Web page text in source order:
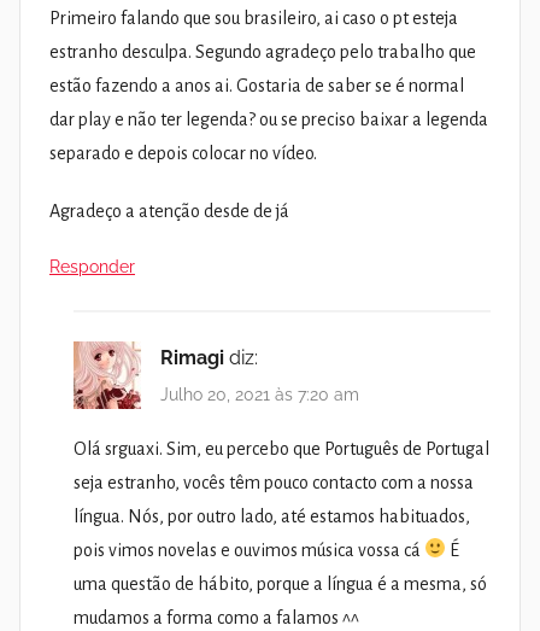
Primeiro falando que sou brasileiro, ai caso o pt esteja
estranho desculpa. Segundo agradeço pelo trabalho que
estão fazendo a anos ai. Gostaria de saber se é normal
dar play e não ter legenda? ou se preciso baixar a legenda
separado e depois colocar no vídeo.
Agradeço a atenção desde de já
Responder
Rimagi diz:
Julho 20, 2021 às 7:20 am
Olá srguaxi. Sim, eu percebo que Português de Portugal
seja estranho, vocês têm pouco contacto com a nossa
língua. Nós, por outro lado, até estamos habituados,
pois vimos novelas e ouvimos música vossa cá
É
uma questão de hábito, porque a língua é a mesma, só
mudamos a forma como a falamos ^^